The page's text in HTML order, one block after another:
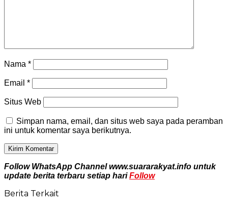
Nama *
Email *
Situs Web
Simpan nama, email, dan situs web saya pada peramban
ini untuk komentar saya berikutnya.
Follow WhatsApp Channel www.suararakyat.info untuk
update berita terbaru setiap hariFollow
Berita Terkait